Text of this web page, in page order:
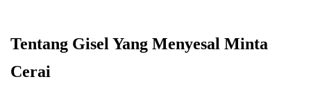
Tentang Gisel Yang Menyesal Minta
Cerai